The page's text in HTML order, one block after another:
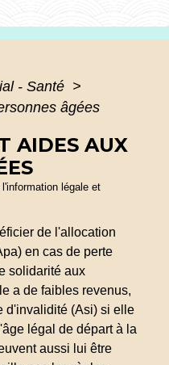
- Santé >
âgées
AIDES AUX
légale et
de l'allocation
en cas de perte
solidarité aux
a de faibles revenus,
d'invalidité (Asi) si elle
légal de départ à la
aussi lui être